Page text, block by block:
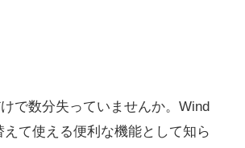
で数分失っていませんか。Wind
て使える便利な機能として知ら